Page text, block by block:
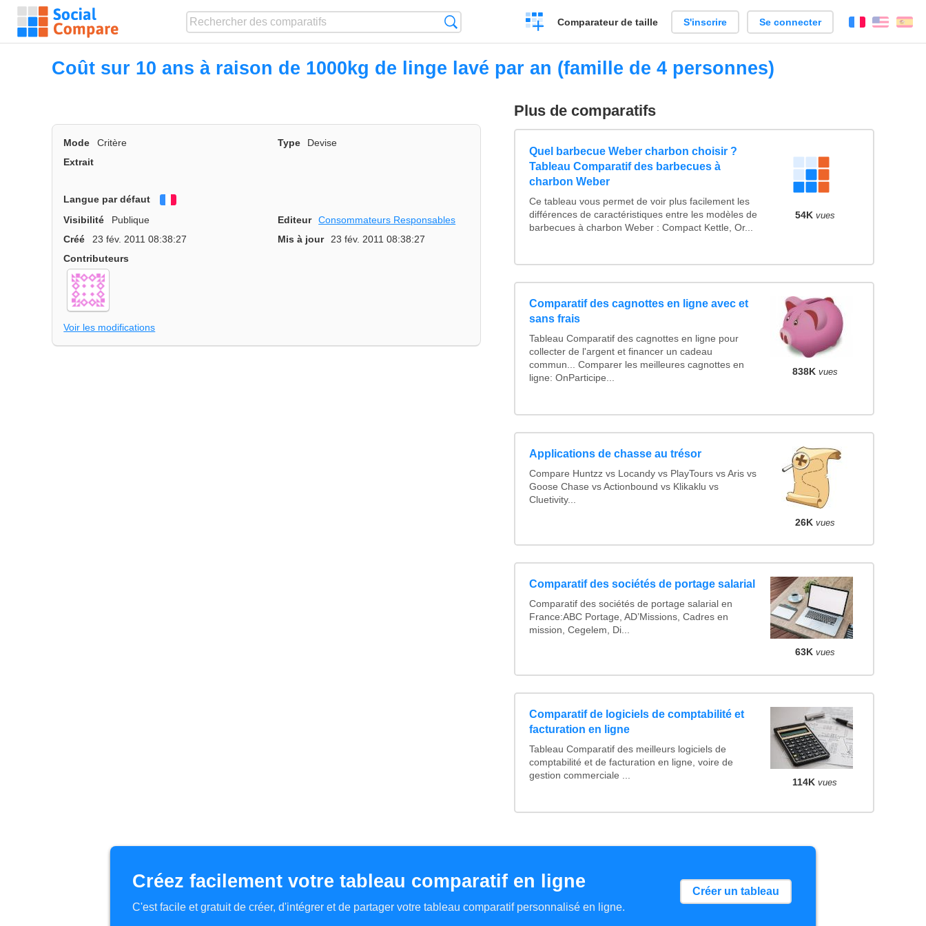
Créer
un
comparatif
Comparateur de taille S'inscrire Se connecter FrançaisEnglish
Coût sur 10 ans à raison de 1000kg de linge lavé par an (famille de 4 personnes)
Mode Critère Type
Devise
Extrait
Langue par défaut
Français
Visibilité
Publique Editeur
Consommateurs Responsables
Créé
23 fév. 2011 08:38:27 Mis à jour
23 fév. 2011 08:38:27
Contributeurs
Voir les modifications
Plus de comparatifs
Quel barbecue Weber charbon choisir ?
Tableau Comparatif des barbecues à
charbon Weber
Ce tableau vous permet de voir plus facilement les
différences de caractéristiques entre les modèles de
barbecues à charbon Weber : Compact Kettle, Or...
54K vues
Comparatif des cagnottes en ligne avec et
sans frais
Tableau Comparatif des cagnottes en ligne pour
collecter de l'argent et financer un cadeau
commun... Comparer les meilleures cagnottes en
ligne: OnParticipe...
838K vues
Applications de chasse au trésor
Compare Huntzz vs Locandy vs PlayTours vs Aris vs
Goose Chase vs Actionbound vs Klikaklu vs
Cluetivity...
26K vues
Comparatif des sociétés de portage salarial
Comparatif des sociétés de portage salarial en
France:ABC Portage, AD’Missions, Cadres en
mission, Cegelem, Di...
63K vues
Comparatif de logiciels de comptabilité et
facturation en ligne
Tableau Comparatif des meilleurs logiciels de
comptabilité et de facturation en ligne, voire de
gestion commerciale ...
114K vues
Créez facilement votre tableau comparatif en ligne
C'est facile et gratuit de créer, d'intégrer et de partager votre tableau comparatif personnalisé en ligne.
Créer un tableau